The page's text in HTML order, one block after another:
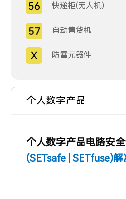
快递柜(无人机)
自动售货机
防雷元器件
个人数字产品
个人数字产品电路安
(SETsafe | SETfuse)解